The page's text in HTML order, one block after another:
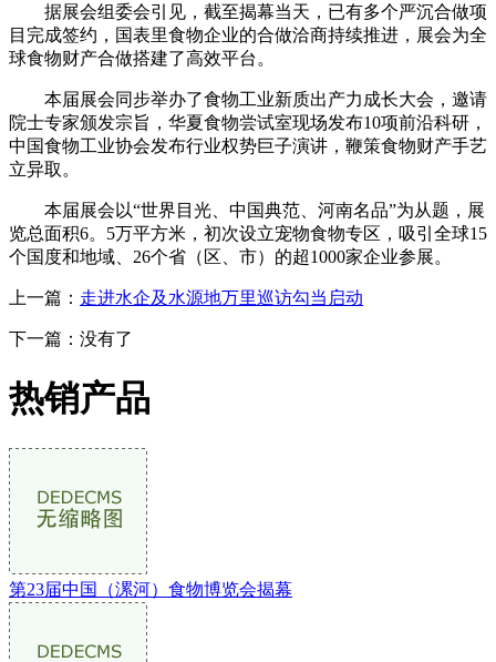
据展会组委会引见，截至揭幕当天，已有多个严沉合做项
目完成签约，国表里食物企业的合做洽商持续推进，展会为全
球食物财产合做搭建了高效平台。
本届展会同步举办了食物工业新质出产力成长大会，邀请
院士专家颁发宗旨，华夏食物尝试室现场发布10项前沿科研，
中国食物工业协会发布行业权势巨子演讲，鞭策食物财产手艺
立异取。
本届展会以“世界目光、中国典范、河南名品”为从题，展
览总面积6。5万平方米，初次设立宠物食物专区，吸引全球15
个国度和地域、26个省（区、市）的超1000家企业参展。
上一篇： 走进水企及水源地万里巡访勾当启动
下一篇：没有了
热销产品
第23届中国（漯河）食物博览会揭幕